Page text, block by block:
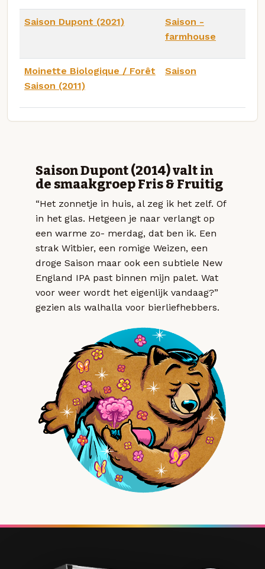
Saison Dupont (2021)
Saison -
farmhouse
Moinette Biologique / Forêt
Saison (2011)
Saison
Saison Dupont (2014) valt in
de smaakgroep Fris & Fruitig
“Het zonnetje in huis, al zeg ik het zelf. Of
in het glas. Hetgeen je naar verlangt op
een warme zo- merdag, dat ben ik. Een
strak Witbier, een romige Weizen, een
droge Saison maar ook een subtiele New
England IPA past binnen mijn palet. Wat
voor weer wordt het eigenlijk vandaag?”
gezien als walhalla voor bierliefhebbers.